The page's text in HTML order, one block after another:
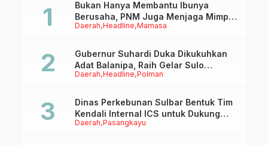
Mamuju
Daerah Headline Mamasa
Bukan Hanya Membantu Ibunya
Berusaha, PNM Juga Menjaga Mimpi
Anaknya Untuk Menggapai Cita-Cita
Daerah Headline Polman
Gubernur Suhardi Duka Dikukuhkan
Adat Balanipa, Raih Gelar Sulo
Tappidena
Daerah Pasangkayu
Dinas Perkebunan Sulbar Bentuk Tim
Kendali Internal ICS untuk Dukung
Sertifikasi ISPO Pekebun di